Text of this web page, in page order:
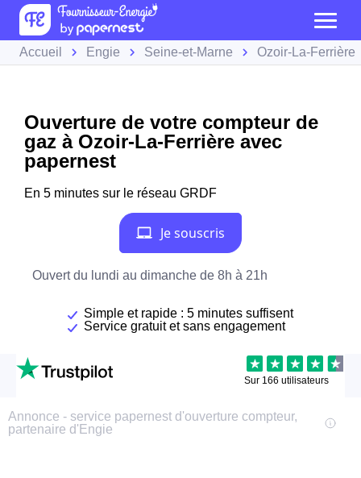
Accueil Engie Seine-et-Marne Ozoir-La-Ferrière